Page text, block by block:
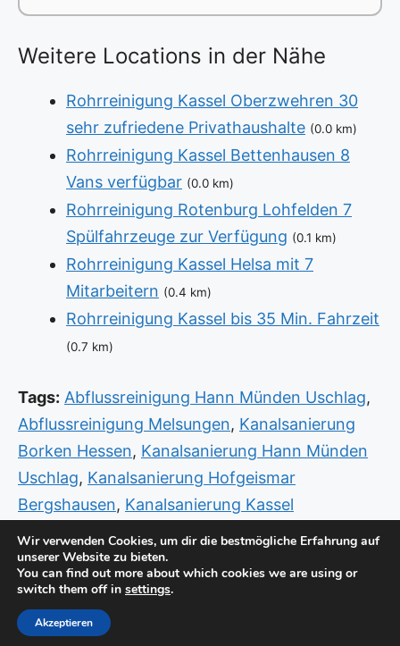
Weitere Locations in der Nähe
Rohrreinigung Kassel Oberzwehren 30
sehr zufriedene Privathaushalte (0.0 km)
Rohrreinigung Kassel Bettenhausen 8
Vans verfügbar (0.0 km)
Rohrreinigung Rotenburg Lohfelden 7
Spülfahrzeuge zur Verfügung (0.1 km)
Rohrreinigung Kassel Helsa mit 7
Mitarbeitern (0.4 km)
Rohrreinigung Kassel bis 35 Min. Fahrzeit
(0.7 km)
Tags: Abflussreinigung Hann Münden Uschlag,
Abflussreinigung Melsungen, Kanalsanierung
Borken Hessen, Kanalsanierung Hann Münden
Uschlag, Kanalsanierung Hofgeismar
Bergshausen, Kanalsanierung Kassel
Unterneustadt
, Rohrreinigung Kassel West
Sanitär Hann Münden Uschlag
Notdienst Baunatal Kassel
Sanitär Notdienst
Fritzlar Borken
© Copyright 2026 -
Wir verwenden Cookies, um dir die bestmögliche Erfahrung auf
unserer Website zu bieten.
You can find out more about which cookies we are using or
switch them off in settings.
Akzeptieren